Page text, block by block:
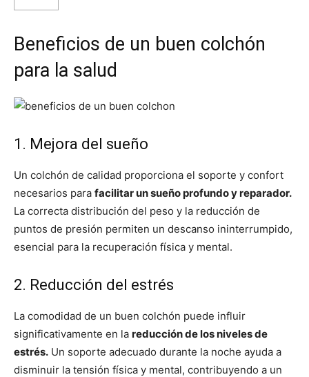
Beneficios de un buen colchón
para la salud
1. Mejora del sueño
Un colchón de calidad proporciona el soporte y confort
necesarios para facilitar un sueño profundo y reparador.
La correcta distribución del peso y la reducción de
puntos de presión permiten un descanso ininterrumpido,
esencial para la recuperación física y mental.
2. Reducción del estrés
La comodidad de un buen colchón puede influir
significativamente en la reducción de los niveles de
estrés. Un soporte adecuado durante la noche ayuda a
disminuir la tensión física y mental, contribuyendo a un